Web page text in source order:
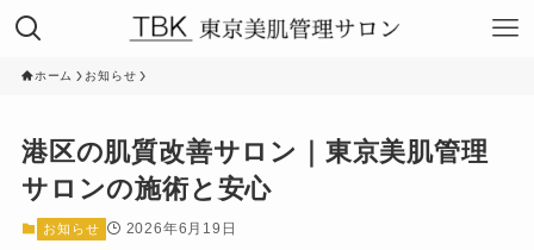
ホーム お知らせ
港区の肌質改善サロン｜東京美肌管理
サロンの施術と安心
お知らせ 2026年6月19日